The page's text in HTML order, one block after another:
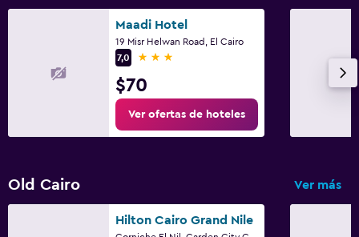
Maadi Hotel
19 Misr Helwan Road, El Cairo
7,0
3 estrellas
$70
Ver ofertas de hoteles
Old Cairo Ver más
Hilton Cairo Grand Nile